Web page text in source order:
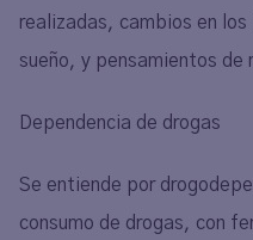
realizadas, cambios en
sueño, y pensamientos de
Dependencia de drogas
Se entiende por
consumo de drogas, con